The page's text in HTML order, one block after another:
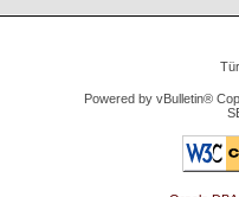
Powered by vBulletin®